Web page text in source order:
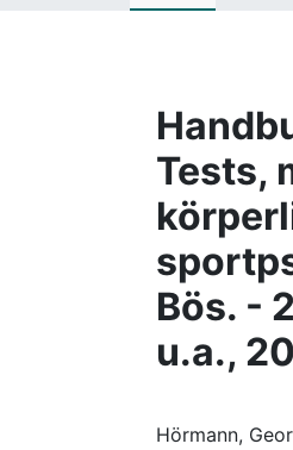
Tests,
Bös. -
u.a.,
Hörmann,